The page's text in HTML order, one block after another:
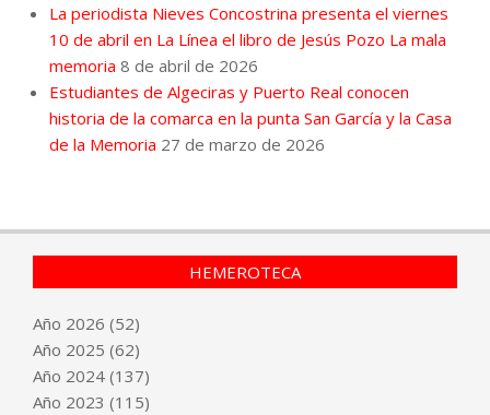
La periodista Nieves Concostrina presenta el viernes
10 de abril en La Línea el libro de Jesús Pozo La mala
memoria 8 de abril de 2026
Estudiantes de Algeciras y Puerto Real conocen
historia de la comarca en la punta San García y la Casa
de la Memoria 27 de marzo de 2026
HEMEROTECA
Año 2026 (52)
Año 2025 (62)
Año 2024 (137)
Año 2023 (115)